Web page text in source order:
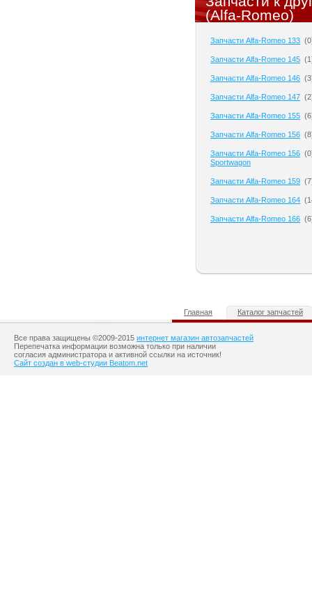
(Alfa-Romeo)
Запчасти Alfa-Romeo 133 (0
Запчасти Alfa-Romeo 145 (1
Запчасти Alfa-Romeo 146 (3
Запчасти Alfa-Romeo 147 (2
Запчасти Alfa-Romeo 155 (6
Запчасти Alfa-Romeo 156 (8
Запчасти Alfa-Romeo 156
Sportwagon
(0
Запчасти Alfa-Romeo 159 (7
Запчасти Alfa-Romeo 164 (
Запчасти Alfa-Romeo 166 (6
Главная Каталог запчастей
Все права защищены ©2009-2015 интернет магазин автозапчастей
Перепечатка информации возможна только при наличии
согласия администратора и активной ссылки на источник!
Сайт создан в web-студии Beatom.net